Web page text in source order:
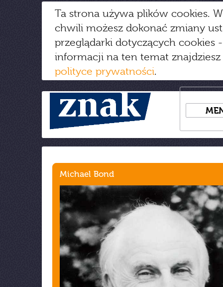
Ta strona używa plików cookies.
chwili możesz dokonać zmiany
przeglądarki dotyczących cookies
informacji na ten temat
polityce prywatności.
Michael Bond